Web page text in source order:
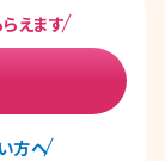
えます
方へ